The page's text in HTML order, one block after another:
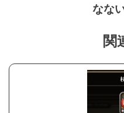
なな
関